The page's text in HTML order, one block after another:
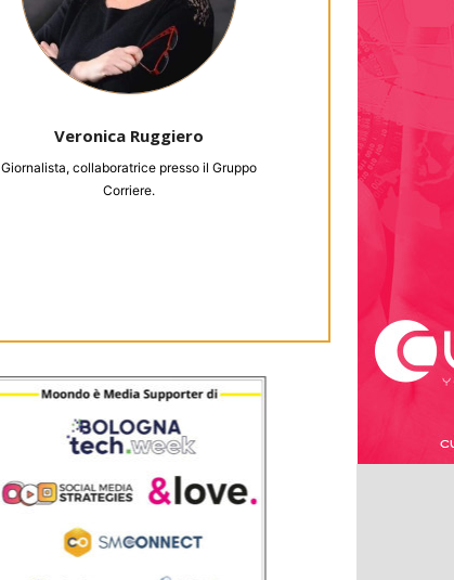
Veronica Ruggiero
Giornalista, collaboratrice presso il Gruppo
Corriere.